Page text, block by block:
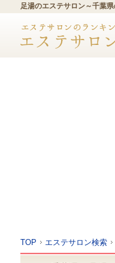
足湯のエステサロン～千葉
TOP エステサロン検索